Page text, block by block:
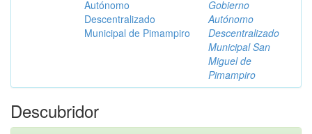
Autónomo
Descentralizado
Municipal de Pimampiro
Gobierno
Autónomo
Descentralizado
Municipal San
Miguel de
Pimampiro
Descubridor